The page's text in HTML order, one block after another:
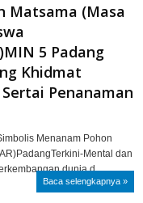
Matsama (Masa
5 Padang
Khidmat
Penanaman
Menanam Pohon
Mental dan
dunia d…
Baca selengkapnya »